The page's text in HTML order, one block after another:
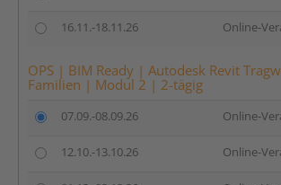
16.11.-18.11.26 Online-
OPS | BIM Ready | Autodesk Revit
Familien | Modul 2 | 2-tägig
07.09.-08.09.26 Online-
12.10.-13.10.26 Online-